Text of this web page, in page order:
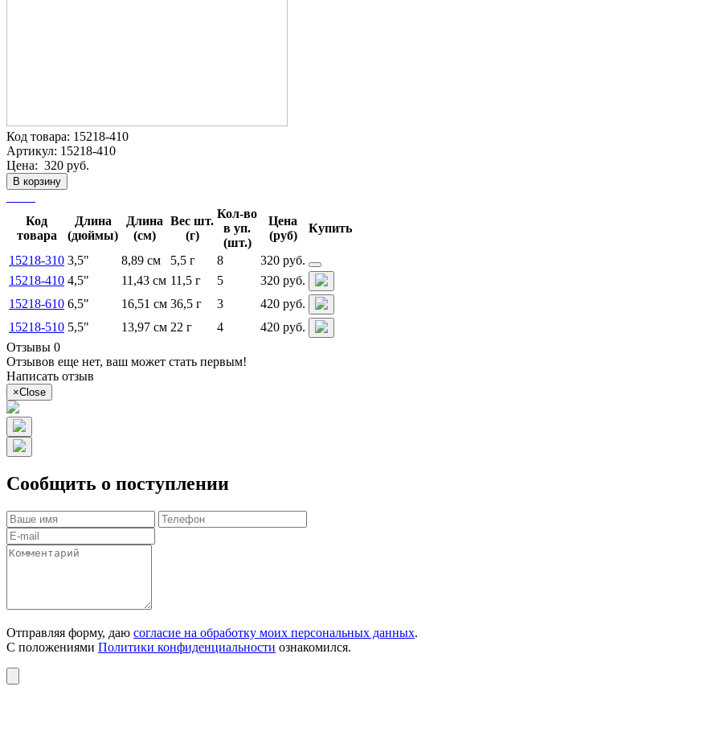
Код товара: 15218-410
Артикул: 15218-410
Цена: 320 руб.
В корзину
Код
товара
Длина
(дюймы)
Длина
(см)
Вес шт.
(г)
Кол-во
в уп.
(шт.)
Цена
(руб)
Купить
15218-310 3,5" 8,89 см 5,5 г 8
320 руб.
15218-410 4,5" 11,43 см 11,5 г 5
320 руб.
15218-610 6,5" 16,51 см 36,5 г 3
420 руб.
15218-510 5,5" 13,97 см 22 г 4
420 руб.
Отзывы 0
Отзывов еще нет, ваш может стать первым!
Написать отзыв
×Close
Сообщить о поступлении
Отправляя форму, даю согласие на обработку моих персональных данных.
С положениями Политики конфиденциальности ознакомился.